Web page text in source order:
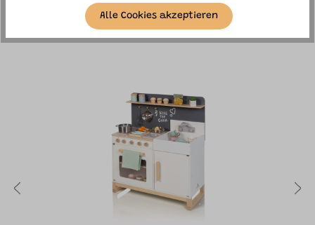
ACCESSORY ITEMS
Alle Cookies akzeptieren